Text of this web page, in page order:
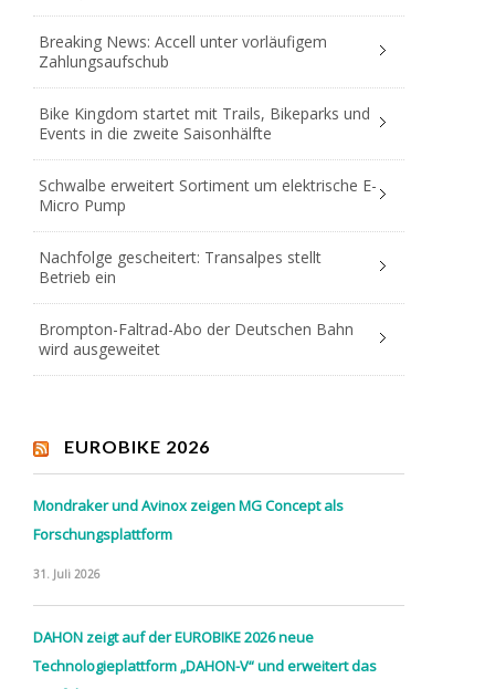
Breaking News: Accell unter vorläufigem
Zahlungsaufschub
Bike Kingdom startet mit Trails, Bikeparks und
Events in die zweite Saisonhälfte
Schwalbe erweitert Sortiment um elektrische E-
Micro Pump
Nachfolge gescheitert: Transalpes stellt
Betrieb ein
Brompton-Faltrad-Abo der Deutschen Bahn
wird ausgeweitet
EUROBIKE 2026
Mondraker und Avinox zeigen MG Concept als
Forschungsplattform
31. Juli 2026
DAHON zeigt auf der EUROBIKE 2026 neue
Technologieplattform „DAHON-V“ und erweitert das